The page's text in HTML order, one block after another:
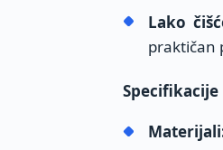
Lako
praktičan
Specifikacije